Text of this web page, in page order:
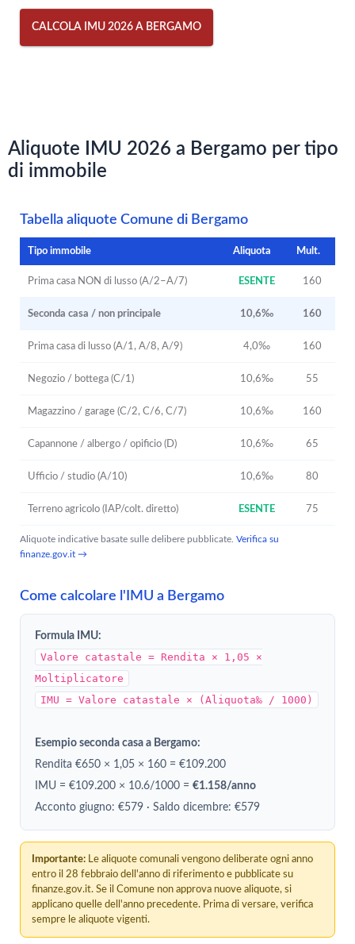
CALCOLA IMU 2026 A BERGAMO
Aliquote IMU 2026 a Bergamo per tipo
di immobile
Tabella aliquote Comune di Bergamo
Tipo immobile Aliquota Mult.
Prima casa NON di lusso (A/2–A/7) ESENTE 160
Seconda casa / non principale 10,6‰ 160
Prima casa di lusso (A/1, A/8, A/9) 4,0‰ 160
Negozio / bottega (C/1) 10,6‰ 55
Magazzino / garage (C/2, C/6, C/7) 10,6‰ 160
Capannone / albergo / opificio (D) 10,6‰ 65
Ufficio / studio (A/10) 10,6‰ 80
Terreno agricolo (IAP/colt. diretto) ESENTE 75
Aliquote indicative basate sulle delibere pubblicate. Verifica su
finanze.gov.it →
Come calcolare l'IMU a Bergamo
Formula IMU:
Valore catastale = Rendita × 1,05 ×
Moltiplicatore
IMU = Valore catastale × (Aliquota‰ / 1000)
Esempio seconda casa a Bergamo:
Rendita €650 × 1,05 × 160 = €109.200
IMU = €109.200 × 10.6/1000 = €1.158/anno
Acconto giugno: €579 · Saldo dicembre: €579
Importante: Le aliquote comunali vengono deliberate ogni anno
entro il 28 febbraio dell'anno di riferimento e pubblicate su
finanze.gov.it. Se il Comune non approva nuove aliquote, si
applicano quelle dell'anno precedente. Prima di versare, verifica
sempre le aliquote vigenti.